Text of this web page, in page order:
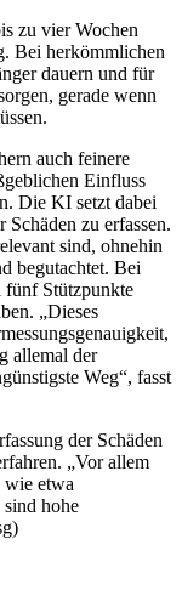
zu vier Wochen
Bei herkömmlichen
dauern und für
gerade wenn
auch feinere
Einfluss
Die KI setzt dabei
zu erfassen.
sind, ohnehin
begutachtet. Bei
fünf Stützpunkte
„Dieses
allemal der
Weg“, fasst
der Schäden
„Vor allem
wie etwa
hohe